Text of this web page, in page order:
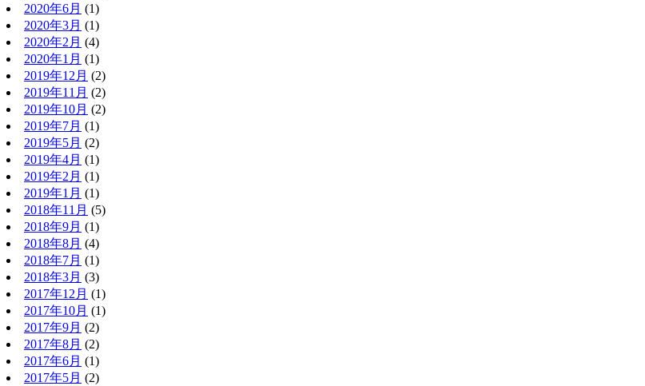
2020年6月 (1)
2020年3月 (1)
2020年2月 (4)
2020年1月 (1)
2019年12月 (2)
2019年11月 (2)
2019年10月 (2)
2019年7月 (1)
2019年5月 (2)
2019年4月 (1)
2019年2月 (1)
2019年1月 (1)
2018年11月 (5)
2018年9月 (1)
2018年8月 (4)
2018年7月 (1)
2018年3月 (3)
2017年12月 (1)
2017年10月 (1)
2017年9月 (2)
2017年8月 (2)
2017年6月 (1)
2017年5月 (2)